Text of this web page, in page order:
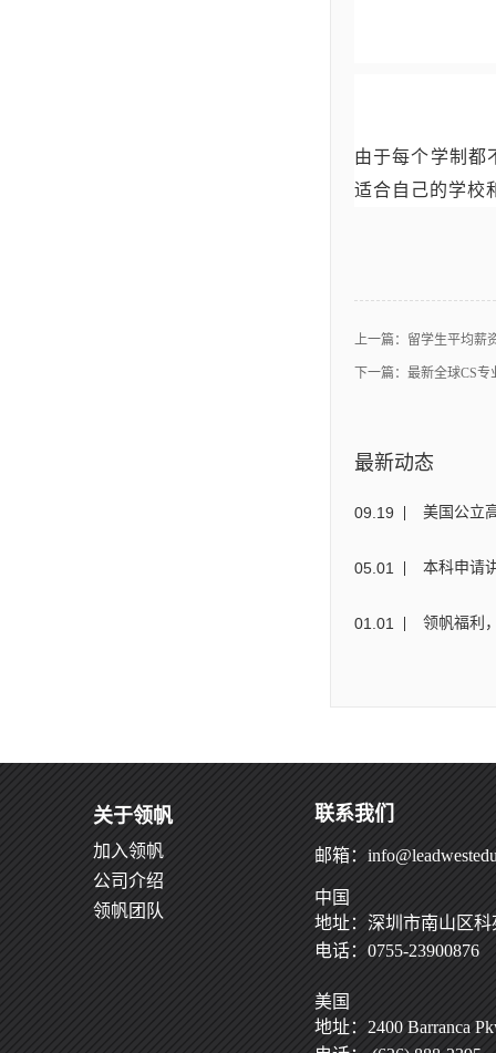
由于每个学制都
适合自己的学校
上一篇： 留学生平均薪
下一篇： 最新全球CS专
最新动态
09.19 美国公立
05.01 本科申请
01.01 领帆福利
关于领帆
加入领帆
公司介绍
领帆团队
联系我们
邮箱：
中国
地址：深圳市南山区科
电话：0755-23900876
美国
地址：2400 Barranca